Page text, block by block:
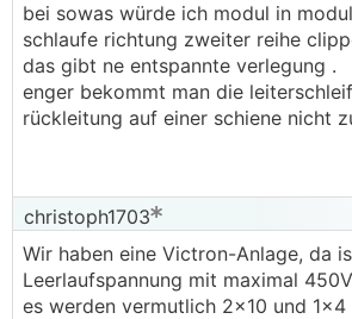
bei sowas würde ich modul in
schlaufe richtung zweiter reihe
das gibt ne entspannte verlegung .
enger bekommt man die
rückleitung auf einer schiene nicht
christoph1703
Wir haben eine Victron-Anlage, da
Leerlaufspannung mit maximal
es werden vermutlich 2x10 und